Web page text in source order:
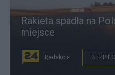
Rakieta spadła na
miejsce
Redakcja